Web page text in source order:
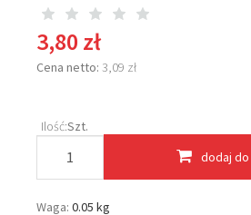
3,80 zł
Cena netto: 3,09 zł
Ilość:Szt.
dodaj
Waga: 0.05 kg